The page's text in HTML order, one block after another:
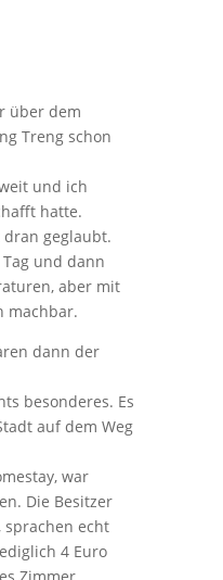
über dem
Treng schon
und ich
hatte.
geglaubt.
und dann
aber mit
machbar.
dann der
besonderes. Es
auf dem Weg
war
Die Besitzer
echt
4 Euro
Zimmer.